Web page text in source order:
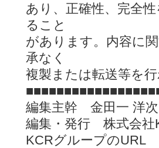
あり、正確性、完全
ること
があります。内容に
承なく
複製または転送等を
編集主幹 金田一 洋
編集・発行 株式会社
KCRグループのURL